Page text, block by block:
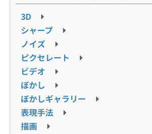
3D
シャープ
ノイズ
ピクセレート
ビデオ
ぼかし
ぼかしギャラリー
表現手法
描画